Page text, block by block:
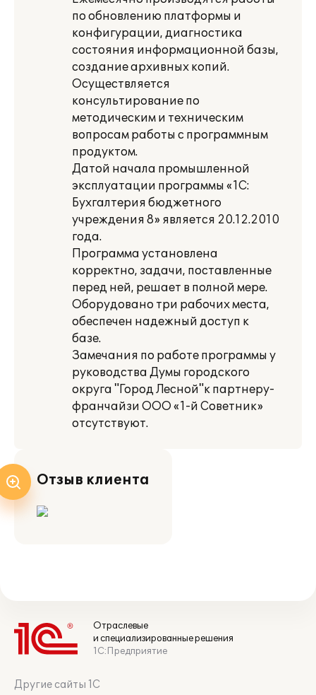
по обновлению платформы и
конфигурации, диагностика
состояния информационной базы,
создание архивных копий.
Осуществляется
консультирование по
методическим и техническим
вопросам работы с программным
продуктом.
Датой начала промышленной
эксплуатации программы «1С:
Бухгалтерия бюджетного
учреждения 8» является 20.12.2010
года.
Программа установлена
корректно, задачи, поставленные
перед ней, решает в полной мере.
Оборудовано три рабочих места,
обеспечен надежный доступ к
базе.
Замечания по работе программы у
руководства Думы городского
округа "Город Лесной"к партнеру-
франчайзи ООО «1-й Советник»
отсутствуют.
Отзыв клиента
Отраслевые
и специализированные решения
1С:Предприятие
Другие сайты 1С